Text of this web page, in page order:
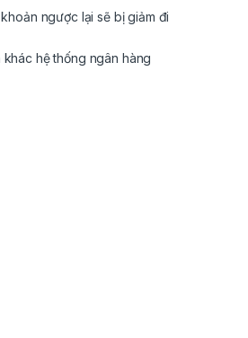
ngược lại sẽ bị giảm đi
hệ thống ngân hàng